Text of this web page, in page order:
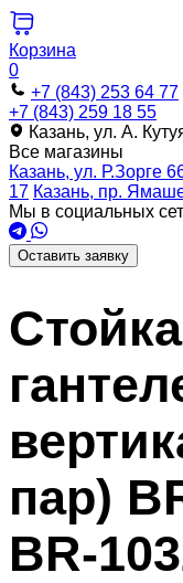
Корзина
0
+7 (843) 253 64 77
+7 (843) 259 18 55
Казань, ул. А.
Все магазины
Казань, ул. Р.Зорге
17 Казань, пр.
Мы в социальных
Оставить заявку
пар)
BR-